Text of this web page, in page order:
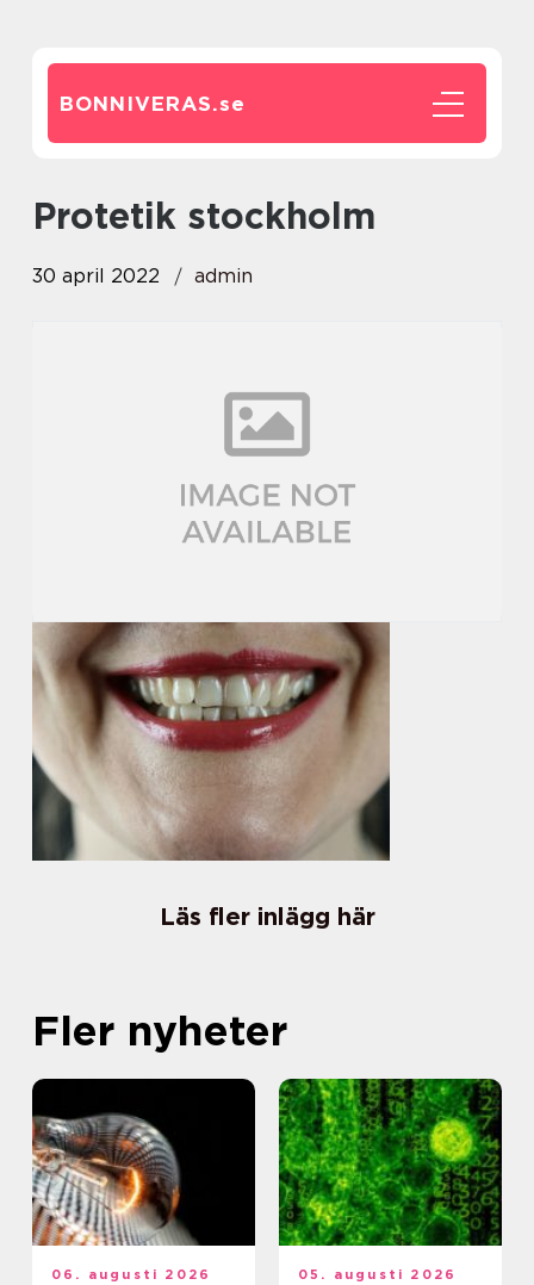
BONNIVERAS.se
protetik stockholm
30 april 2022 admin
Läs fler inlägg här
Fler nyheter
06. augusti 2026 05. augusti 2026